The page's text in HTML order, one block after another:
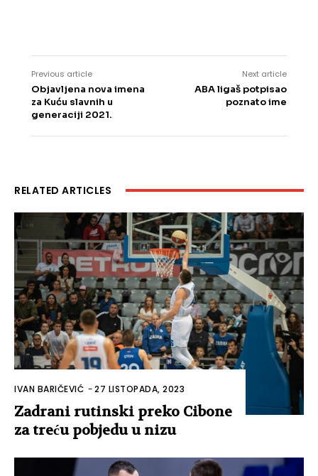
Previous article
Objavljena nova imena
za Kuću slavnih u
generaciji 2021.
Next article
ABA ligaš potpisao
poznato ime
RELATED ARTICLES
IVAN BARIČEVIĆ -27 LISTOPADA, 2023
Zadrani rutinski preko Cibone
za treću pobjedu u nizu